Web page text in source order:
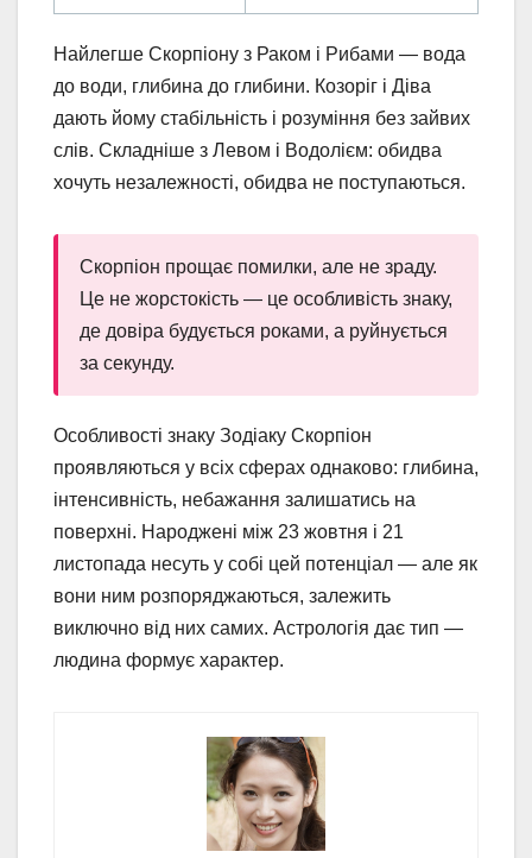
Найлегше Скорпіону з Раком і Рибами — вода
до води, глибина до глибини. Козоріг і Діва
дають йому стабільність і розуміння без зайвих
слів. Складніше з Левом і Водолієм: обидва
хочуть незалежності, обидва не поступаються.
Скорпіон прощає помилки, але не зраду.
Це не жорстокість — це особливість знаку,
де довіра будується роками, а руйнується
за секунду.
Особливості знаку Зодіаку Скорпіон
проявляються у всіх сферах однаково: глибина,
інтенсивність, небажання залишатись на
поверхні. Народжені між 23 жовтня і 21
листопада несуть у собі цей потенціал — але як
вони ним розпоряджаються, залежить
виключно від них самих. Астрологія дає тип —
людина формує характер.